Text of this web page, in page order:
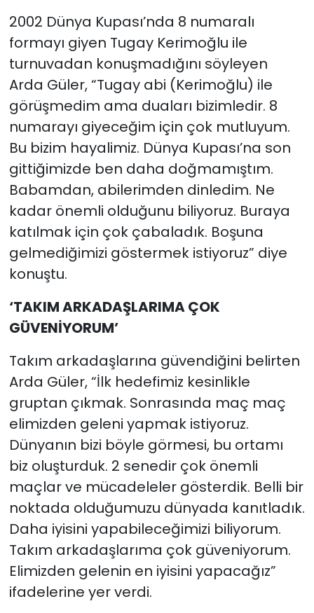
2002 Dünya Kupası’nda 8 numaralı
formayı giyen Tugay Kerimoğlu ile
turnuvadan konuşmadığını söyleyen
Arda Güler, “Tugay abi (Kerimoğlu) ile
görüşmedim ama duaları bizimledir. 8
numarayı giyeceğim için çok mutluyum.
Bu bizim hayalimiz. Dünya Kupası’na son
gittiğimizde ben daha doğmamıştım.
Babamdan, abilerimden dinledim. Ne
kadar önemli olduğunu biliyoruz. Buraya
katılmak için çok çabaladık. Boşuna
gelmediğimizi göstermek istiyoruz” diye
konuştu.
‘TAKIM ARKADAŞLARIMA ÇOK
GÜVENİYORUM’
Takım arkadaşlarına güvendiğini belirten
Arda Güler, “İlk hedefimiz kesinlikle
gruptan çıkmak. Sonrasında maç maç
elimizden geleni yapmak istiyoruz.
Dünyanın bizi böyle görmesi, bu ortamı
biz oluşturduk. 2 senedir çok önemli
maçlar ve mücadeleler gösterdik. Belli bir
noktada olduğumuzu dünyada kanıtladık.
Daha iyisini yapabileceğimizi biliyorum.
Takım arkadaşlarıma çok güveniyorum.
Elimizden gelenin en iyisini yapacağız”
ifadelerine yer verdi.